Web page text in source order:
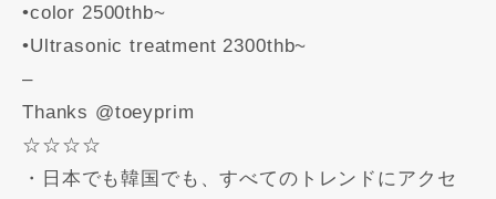
•color 2500thb~
•Ultrasonic treatment 2300thb~
–
Thanks @toeyprim
☆☆☆☆
・日本でも韓国でも、すべてのトレンドにアクセ